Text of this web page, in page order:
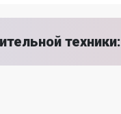
техники: